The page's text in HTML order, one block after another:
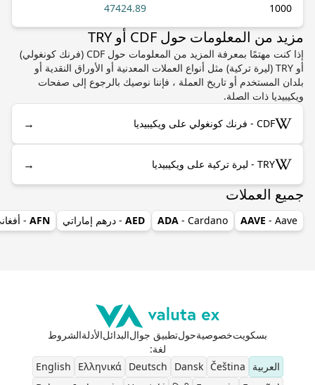
1000
47424.89
مزيد من المعلومات حول CDF أو TRY
إذا كنت مهتمًا بمعرفة المزيد من المعلومات حول CDF (فرنك كونغولي)
أو TRY (ليرة تركية) مثل أنواع العملات المعدنية أو الأوراق النقدية أو
بلدان المستخدم أو تاريخ العملة ، فإننا نوصيك بالرجوع إلى صفحات
ويكيبيديا ذات الصلة.
CDF - فرنك كونغولي على ويكيبيديا →
TRY - ليرة تركية على ويكيبيديا →
جميع العملات
AAVE - Aave
ADA - Cardano
AED - درهم إماراتي AFN
-
بسكويتخصوصيةحولتطبيق جوالالبدائلالأدلةالشروط
لغة:
العربية
Čeština
Dansk
Deutsch
Ελληνικά
English